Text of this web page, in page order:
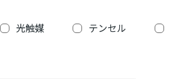
光触媒 テンセル